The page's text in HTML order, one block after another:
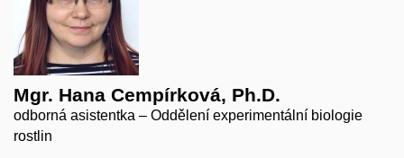
Mgr. Hana Cempírková, Ph.D.
odborná asistentka – Oddělení experimentální biologie
rostlin